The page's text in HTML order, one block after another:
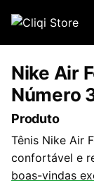
Nike Air
Número
Produto
Tênis Nike Air
confortável e
boas-vindas